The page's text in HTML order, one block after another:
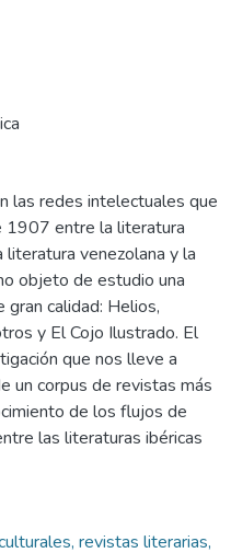
las redes intelectuales que
1907 entre la literatura
literatura venezolana y la
objeto de estudio una
calidad: Helios,
y El Cojo Ilustrado. El
que nos lleve a
un corpus de revistas más
de los flujos de
las literaturas ibéricas
revistas literarias,